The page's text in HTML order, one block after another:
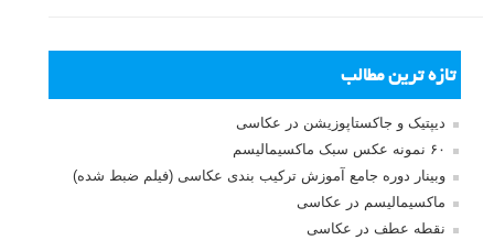
تازه ترین مطالب
دیپتیک و جاکستا‌پوزیشن در عکاسی
۶۰ نمونه عکس سبک ماکسیمالیسم
وبینار دوره جامع آموزش ترکیب بندی عکاسی (فیلم ضبط شده)
ماکسیمالیسم در عکاسی
نقطه عطف در عکاسی